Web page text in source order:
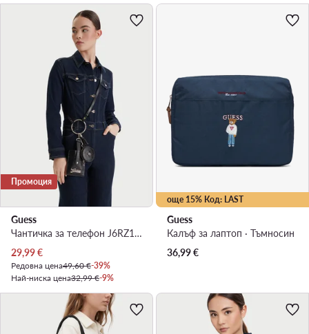
Промоция
Guess
Чантичка за телефон J6RZ12 W4090 Черен
Актуална цена
29,99€
Редовна цена49,60 €-39%
Най-ниска цена32,99 €-9%
още 15% Код: LAST
Guess
Калъф за лаптоп · Тъмносин
36,99€